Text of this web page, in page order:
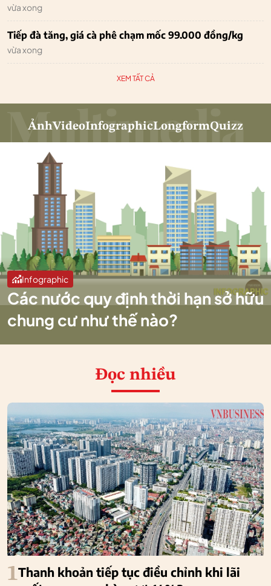
vừa xong
Tiếp đà tăng, giá cà phê chạm mốc 99.000 đồng/kg
vừa xong
XEM TẤT CẢ
ẢnhVideoInfographicLongformQuizz
Infographic
Các nước quy định thời hạn sở hữu
chung cư như thế nào?
Đọc nhiều
1Thanh khoản tiếp tục điều chỉnh khi lãi